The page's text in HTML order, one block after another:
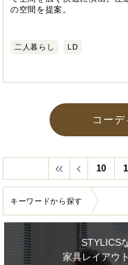
の空間を提案。
二人暮らし LD
コーデ
10
キーワードから探す
STYLICS
家具レイアウ